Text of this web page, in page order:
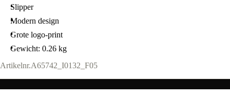
Slipper
Modern design
Grote logo-print
Gewicht: 0.26 kg
Artikelnr.A65742_I0132_F05